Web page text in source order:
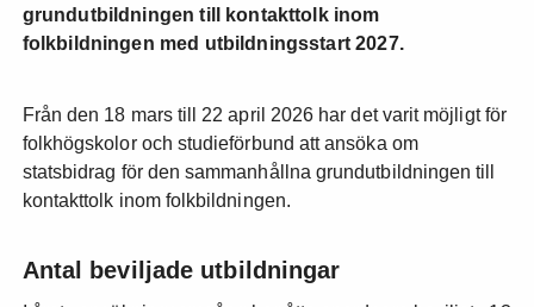
grundutbildningen till kontakttolk inom
folkbildningen med utbildningsstart 2027.
Från den 18 mars till 22 april 2026 har det varit möjligt för
folkhögskolor och studieförbund att ansöka om
statsbidrag för den sammanhållna grundutbildningen till
kontakttolk inom folkbildningen.
Antal beviljade utbildningar